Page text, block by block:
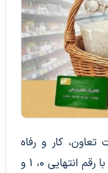
کار و رفاه
اجتماعی، کالابرگ کد ملی سرپرستان خانوار با رقم انتهایی ۰، ۱ و